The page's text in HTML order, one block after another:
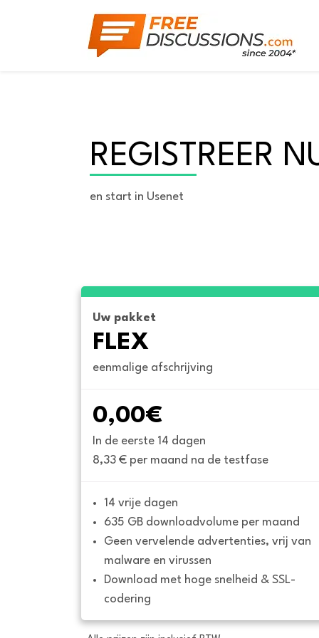
REGISTREER
en start in Usenet
Uw pakket
FLEX
eenmalige afschrijving
0,00€
In de eerste 14 dagen
8,33 € per maand na de testfase
14 vrije dagen
635 GB downloadvolume per maand
Geen vervelende advertenties, vrij van
malware en virussen
Download met hoge snelheid & SSL-
codering